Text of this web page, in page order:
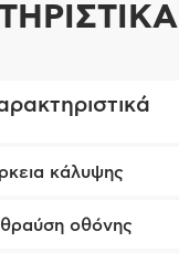
κάλυψης
οθόνης